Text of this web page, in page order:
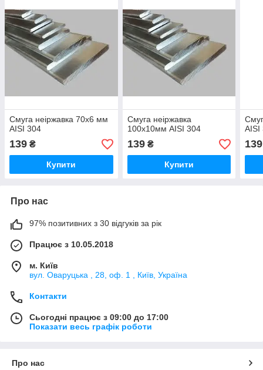
Смуга неіржавка 70х6 мм
AISI 304
139 ₴
Купити
Смуга неіржавка
100х10мм AISI 304
139₴
Купити
AISI
139
Про нас
97% позитивних з 30 відгуків за рік
Працює з 10.05.2018
м. Київ
вул. Оваруцька , 28, оф. 1 , Київ, Україна
Контакти
Сьогодні працює з 09:00 до 17:00
Показати весь графік роботи
Про нас